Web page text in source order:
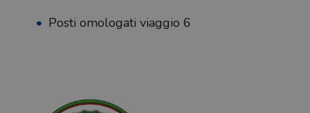
Posti omologati viaggio 6